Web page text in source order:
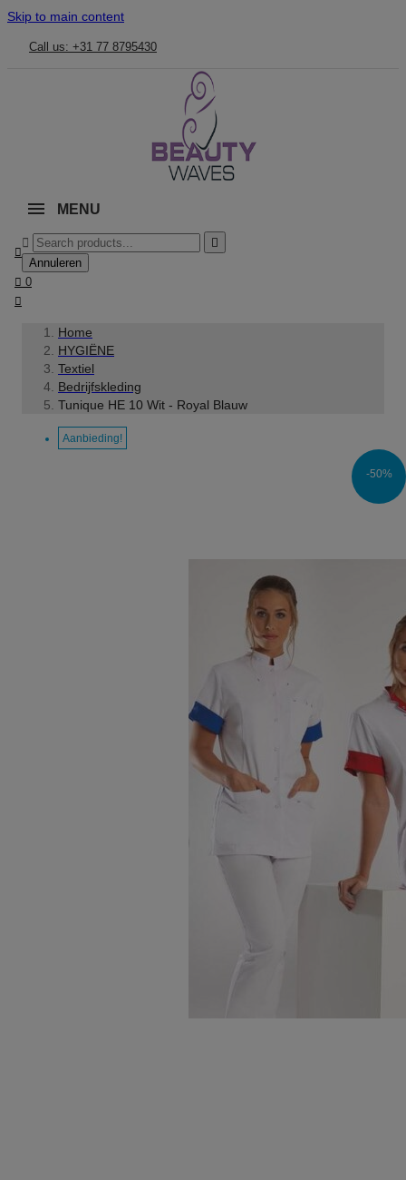
Skip to main content
Call us: +31 77 8795430
MENU



Annuleren
 0

Home
HYGIËNE
Textiel
Bedrijfskleding
Tunique HE 10 Wit - Royal Blauw
Aanbieding!
-50%